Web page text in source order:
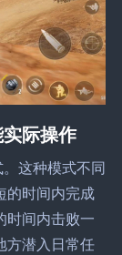
际操作
这种模式不同
的时间内完成
时间内击败一
方潜入日常任